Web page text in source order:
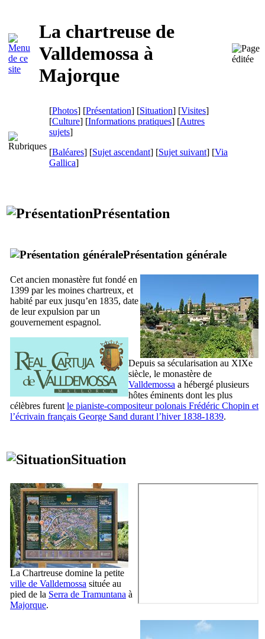
La chartreuse de
Valldemossa à
Majorque
[Photos] [Présentation] [Situation] [Visites]
[Culture] [Informations pratiques] [Autres
sujets]
[Baléares] [Sujet ascendant] [Sujet suivant] [Via
Gallica]
Présentation
Présentation générale
Cet ancien monastère fut fondé en
1399 par les moines chartreux, et
habité par eux jusqu’en 1835, date
de leur expulsion par un
gouvernement espagnol.
Depuis sa sécularisation au XIXe
siècle, le monastère de
Valldemossa a hébergé plusieurs
hôtes éminents dont les plus
célèbres furent le pianiste-compositeur polonais Frédéric Chopin et
l’écrivain français George Sand durant l’hiver 1838-1839.
Situation
La Chartreuse domine la petite
ville de Valldemossa située au
pied de la Serra de Tramuntana à
Majorque.